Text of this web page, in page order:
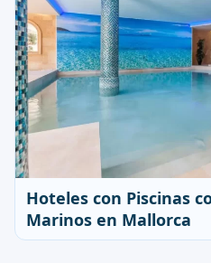
Hoteles con Piscinas
Marinos en Mallorca